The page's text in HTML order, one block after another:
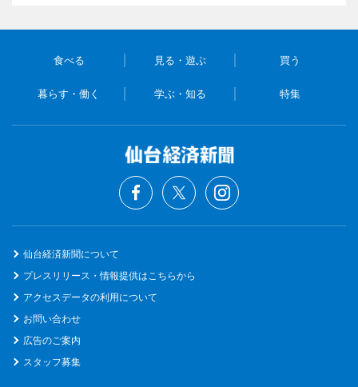
食べる 見る・遊ぶ 買う
暮らす・働く 学ぶ・知る 特集
仙台経済新聞について
プレスリリース・情報提供はこちらから
アクセスデータの利用について
お問い合わせ
広告のご案内
スタッフ募集